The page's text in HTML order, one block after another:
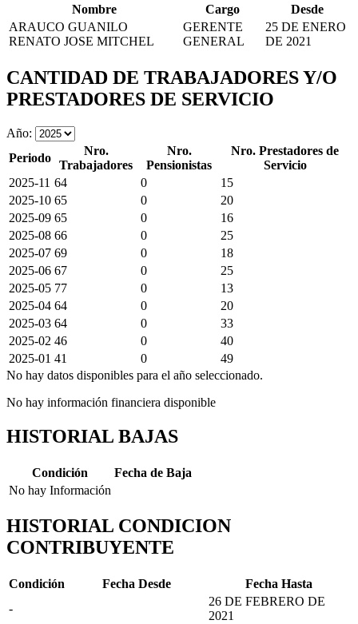
Nombre Cargo
Desde
ARAUCO GUANILO
RENATO JOSE MITCHEL
GERENTE
GENERAL
25 DE ENERO
DE 2021
CANTIDAD DE TRABAJADORES Y/O
PRESTADORES DE SERVICIO
Año:
Periodo
Nro.
Trabajadores
Nro.
Pensionistas
Nro. Prestadores de
Servicio
2025-11 64 0
15
2025-10 65 0
20
2025-09 65 0
16
2025-08 66 0
25
2025-07 69 0
18
2025-06 67 0
25
2025-05 77 0
13
2025-04 64 0
20
2025-03 64 0
33
2025-02 46 0
40
2025-01 41 0
49
No hay datos disponibles para el año seleccionado.
No hay información financiera disponible
HISTORIAL BAJAS
Condición
Fecha de Baja
No hay Información
HISTORIAL CONDICION
CONTRIBUYENTE
Condición Fecha Desde
Fecha Hasta
-
26 DE FEBRERO DE
2021